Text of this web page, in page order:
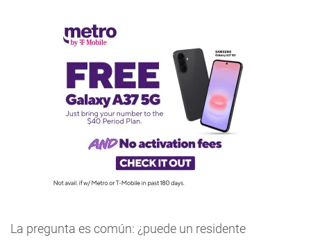
La pregunta es común: ¿puede un residente